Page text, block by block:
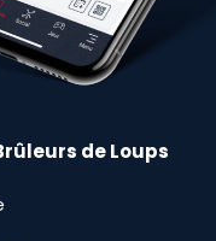
de Loups